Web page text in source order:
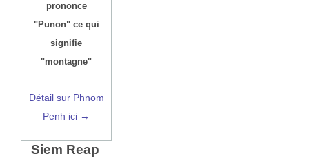
prononce
"Punon" ce qui
signifie
"montagne"
Détail sur Phnom
Penh ici →
Siem Reap